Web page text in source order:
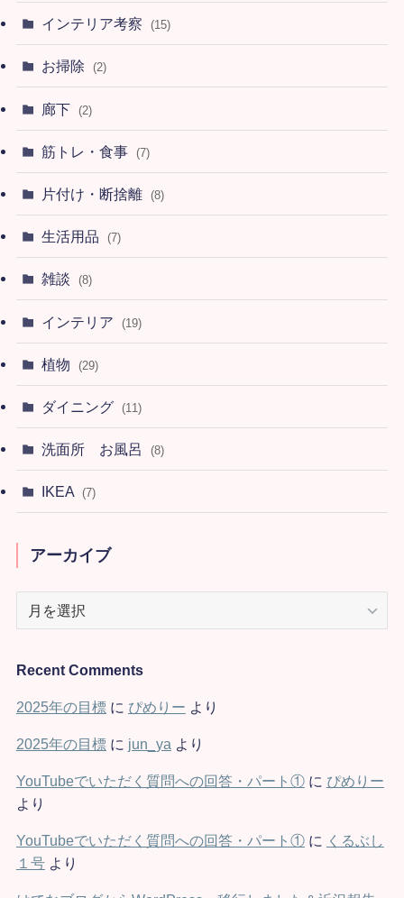
インテリア考察 (15)
お掃除 (2)
廊下 (2)
筋トレ・食事 (7)
片付け・断捨離 (8)
生活用品 (7)
雑談 (8)
インテリア (19)
植物 (29)
ダイニング (11)
洗面所 お風呂 (8)
IKEA (7)
アーカイブ
イ
Recent Comments
2025年の目標に ぴめりー より
2025年の目標に jun_ya より
YouTubeでいただく質問への回答・パート①に ぴめりー
より
YouTubeでいただく質問への回答・パート①に くるぶし
１号より